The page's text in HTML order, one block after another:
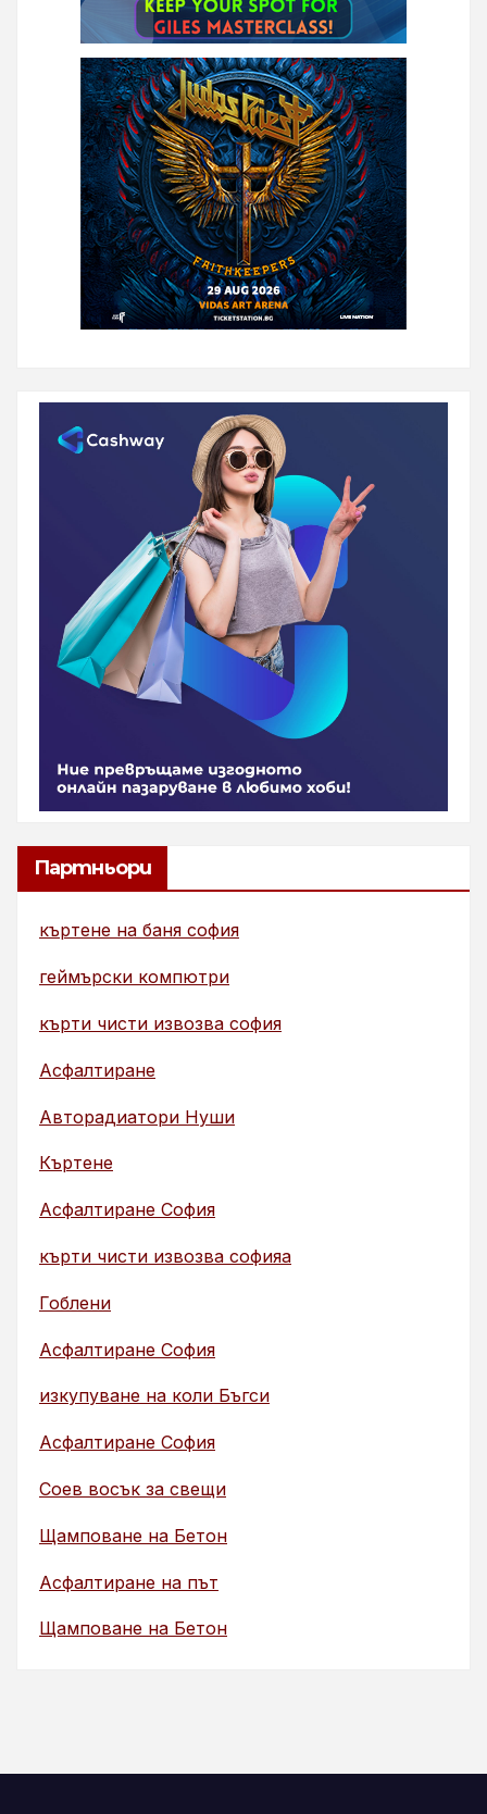
Партньори
къртене на баня софия
геймърски компютри
кърти чисти извозва софия
Асфалтиране
Авторадиатори Нуши
Къртене
Асфалтиране София
кърти чисти извозва софияа
Гоблени
Асфалтиране София
изкупуване на коли Бъгси
Асфалтиране София
Соев восък за свещи
Щамповане на Бетон
Асфалтиране на път
Щамповане на Бетон